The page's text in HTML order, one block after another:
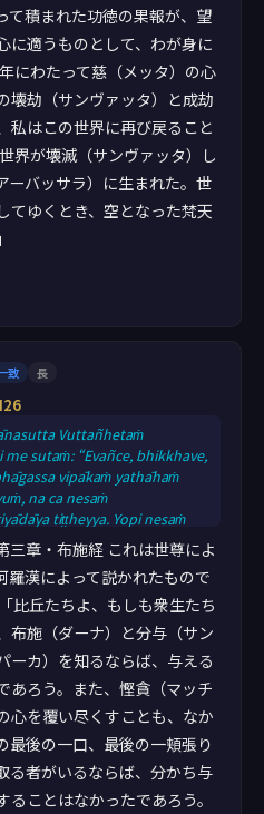
て積まれた功徳の果報が、望
に適うものとして、わが身に
にわたって慈（メッタ）の心
壊劫（サンヴァッタ）と成劫
私はこの世界に再び戻ること
界が壊滅（サンヴァッタ）し
ーバッサラ）に生まれた。世
てゆくとき、空となった梵天
致 長
Vuttañhetaṁ
sutaṁ: “Evañce, bhikkhave,
vipākaṁ yathāhaṁ
na ca nesaṁ
tiṭṭheyya. Yopi nesaṁ
kabaḷaṁ, tatopi na
nesaṁ paṭiggāhakā assu.
na evaṁ jānanti
yathāhaṁ jānāmi, tasmā
nesaṁ cittaṁ
三章・布施経 これは世尊によ
羅漢によって説かれたもので
比丘たちよ、もしも衆生たち
布施（ダーナ）と分与（サン
ーカ）を知るならば、与える
あろう。また、慳貪（マッチ
心を覆い尽くすことも、なか
最後の一口、最後の一頬張り
る者がいるならば、分かち与
ことはなかったであろう。